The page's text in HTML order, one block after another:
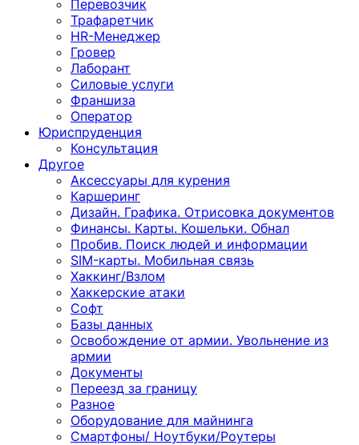
Перевозчик
Трафаретчик
HR-Менеджер
Гровер
Лаборант
Силовые услуги
Франшиза
Оператор
Юриспруденция
Консультация
Другoе
Аксессуары для курения
Каршеринг
Дизайн. Графика. Отрисовка документов
Финансы. Карты. Кошельки. Обнал
Пробив. Поиск людей и информации
SIM-карты. Мобильная связь
Хаккинг/Взлом
Хаккерские атаки
Софт
Базы данных
Освобождение от армии. Увольнение из
армии
Документы
Переезд за границу
Разное
Оборудование для майнинга
Смартфоны/ Ноутбуки/Роутеры